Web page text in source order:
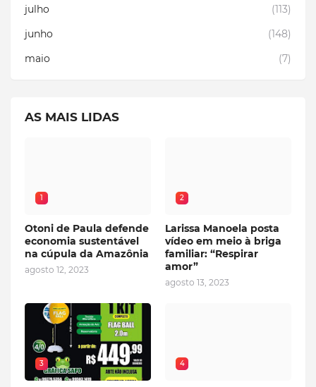
julho
(113)
junho
(148)
maio
(7)
AS MAIS LIDAS
1
Otoni de Paula defende
economia sustentável
na cúpula da Amazônia
agosto 12, 2023
2
Larissa Manoela posta
vídeo em meio à briga
familiar: “Respirar
amor”
agosto 13, 2023
3 4